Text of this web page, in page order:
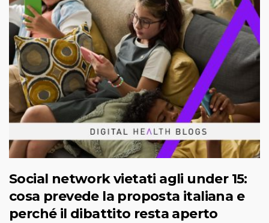
Social network vietati agli under 15:
cosa prevede la proposta italiana e
perché il dibattito resta aperto